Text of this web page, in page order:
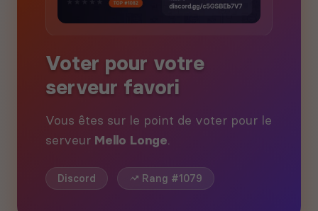
Voter pour votre
serveur favori
Vous êtes sur le point de voter pour le
serveur Mello Longe.
Discord Rang #1079